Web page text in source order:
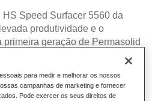
Speed Surfacer 5560 da
produtividade e o
geração de Permasolid
Esta versão simplificada
e não lixagem num só
endurecedor. Um
1 que proporciona poupanças
para medir e melhorar os nossos
campanhas de marketing e fornecer
Pode exercer os seus direitos de